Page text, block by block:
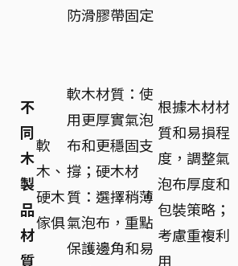
防滑膠帶固定
不
同
木
製
品
材
質
軟
木、
硬木
傢俱
軟木材質：使
用更厚實氣泡
布和更穩固支
撐；硬木材
質：選擇稍薄
氣泡布，重點
保護邊角和易
根據木材材
質和易損程
度，調整氣
泡布厚度和
包裝策略；
考慮重複利
用